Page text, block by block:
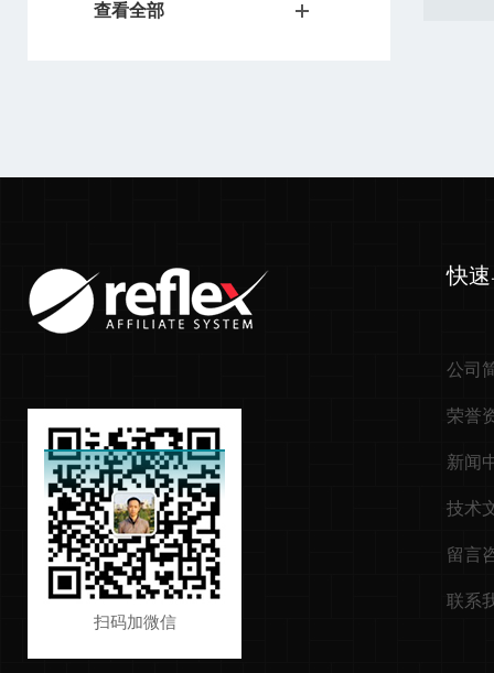
查看全部
扫码加微信
快
公司
荣誉
新闻
技术
留言
联系